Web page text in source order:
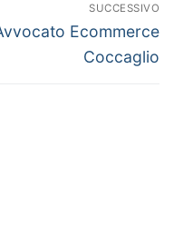
SUCCESSIVO
Ecommerce
Coccaglio